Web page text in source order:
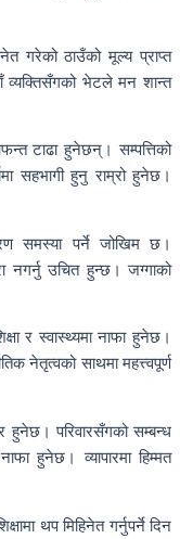
गरेको ठाउँको मूल्य प्राप्त
भेटले मन शान्त
टाढा हुनेछन्। सम्पत्तिको
सहभागी हुनु राम्रो हुनेछ।
समस्या पर्ने जोखिम छ।
नगर्नु उचित हुन्छ। जग्गाको
र स्वास्थ्यमा नाफा हुनेछ।
नेतृत्वको साथमा महत्त्वपूर्ण
हुनेछ। परिवारसँगको सम्बन्ध
हुनेछ। व्यापारमा हिम्मत
थप मिहिनेत गर्नुपर्ने दिन